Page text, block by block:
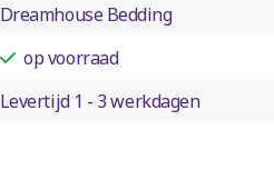
Dreamhouse Bedding
op voorraad
Levertijd 1 - 3 werkdagen